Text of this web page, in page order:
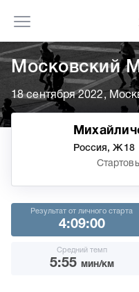
Московский
18 сентября 2022,
Россия, Ж18
Результат от личного старта
4:09:00
Средний темп
5:55 мин/км